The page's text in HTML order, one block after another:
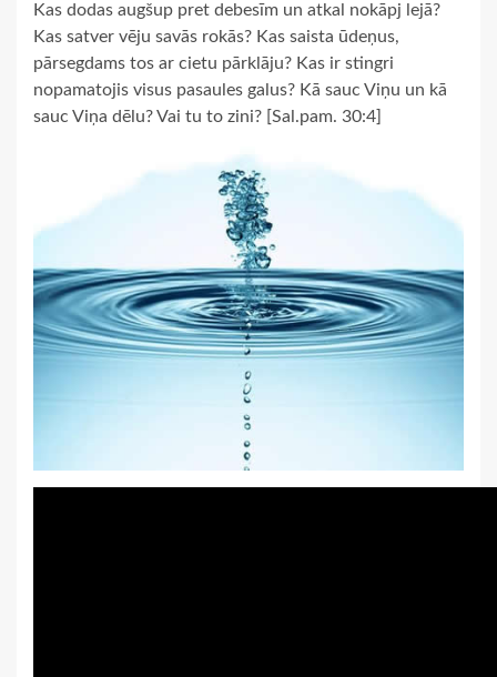
Kas dodas augšup pret debesīm un atkal nokāpj lejā?
Kas satver vēju savās rokās? Kas saista ūdeņus,
pārsegdams tos ar cietu pārklāju? Kas ir stingri
nopamatojis visus pasaules galus? Kā sauc Viņu un kā
sauc Viņa dēlu? Vai tu to zini? [Sal.pam. 30:4]